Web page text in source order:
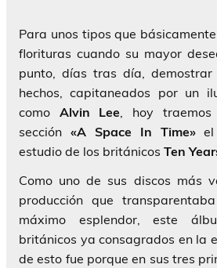
Para unos tipos que
florituras cuando su mayor
punto, días tras día,
hechos, capitaneados por un
como Alvin Lee, hoy
sección «A Space In Time»el
estudio de los británicos Ten
Como uno de sus discos más
producción que
máximo esplendor, este
británicos ya consagrados en la
de esto fue porque en sus tres